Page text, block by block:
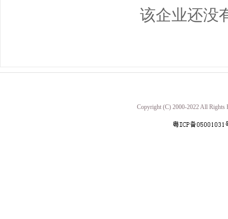
该企业还没
Copyright (C) 2000-2022 All